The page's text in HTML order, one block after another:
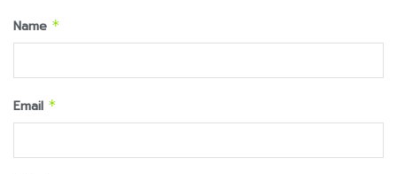
Name *
Email *